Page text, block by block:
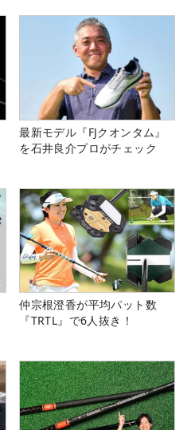
最新モデル『FJクオンタム』
を石井良介プロがチェック
仲宗根澄香が平均パット数
『TRTL』で6人抜き！